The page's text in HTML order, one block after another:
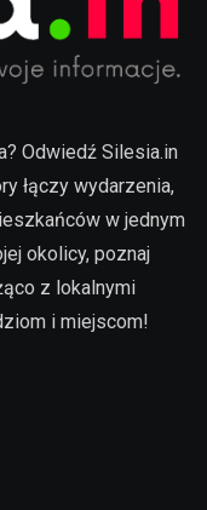
Odwiedź Silesia.in
łączy wydarzenia,
w jednym
okolicy, poznaj
z lokalnymi
i miejscom!